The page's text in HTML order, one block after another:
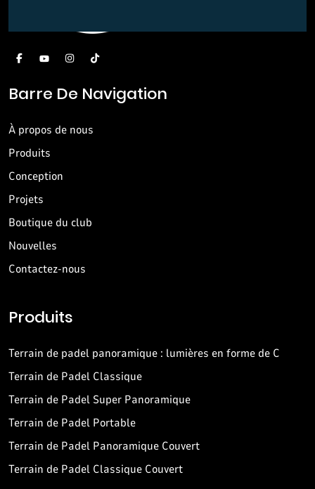
Barre De Navigation
À propos de nous
Produits
Conception
Projets
Boutique du club
Nouvelles
Contactez-nous
Produits
Terrain de padel panoramique : lumières en forme de C
Terrain de Padel Classique
Terrain de Padel Super Panoramique
Terrain de Padel Portable
Terrain de Padel Panoramique Couvert
Terrain de Padel Classique Couvert